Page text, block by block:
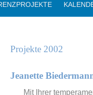
Projekte 2002
Jeanette
Mit Ihrer